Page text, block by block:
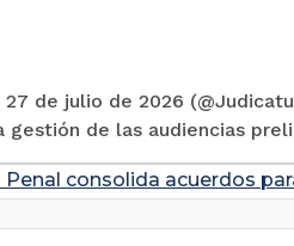
27 de julio de 2026
gestión de las audiencias
Penal consolida acuerdos